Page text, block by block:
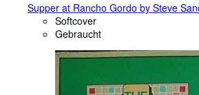
Supper at Rancho Gordo by Steve
Softcover
Gebraucht